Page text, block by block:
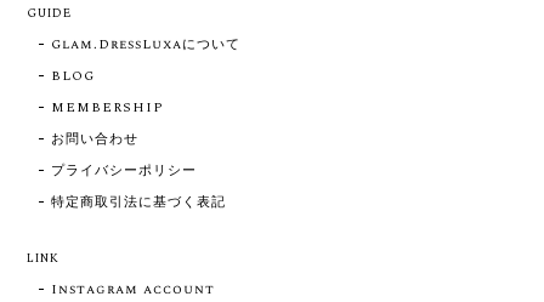
GUIDE
Glam.DressLuxaについて
BLOG
MEMBERSHIP
お問い合わせ
プライバシーポリシー
特定商取引法に基づく表記
LINK
Instagram account